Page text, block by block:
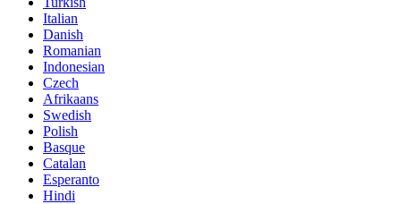
Italian
Danish
Romanian
Indonesian
Czech
Afrikaans
Swedish
Polish
Basque
Catalan
Esperanto
Hindi